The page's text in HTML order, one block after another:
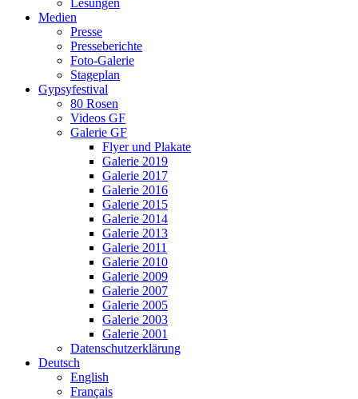
Lesungen
Medien
Presse
Presseberichte
Foto-Galerie
Stageplan
Gypsyfestival
80 Rosen
Videos GF
Galerie GF
Flyer und Plakate
Galerie 2019
Galerie 2017
Galerie 2016
Galerie 2015
Galerie 2014
Galerie 2013
Galerie 2011
Galerie 2010
Galerie 2009
Galerie 2007
Galerie 2005
Galerie 2003
Galerie 2001
Datenschutzerklärung
Deutsch
English
Français